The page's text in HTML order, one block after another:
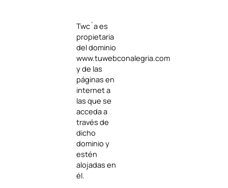
Twc´a es
propietaria
del dominio
www.tuwebconalegria.com
y de las
páginas en
internet a
las que se
acceda a
través de
dicho
dominio y
estén
alojadas en
él.